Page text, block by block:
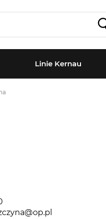
Linie Kernau